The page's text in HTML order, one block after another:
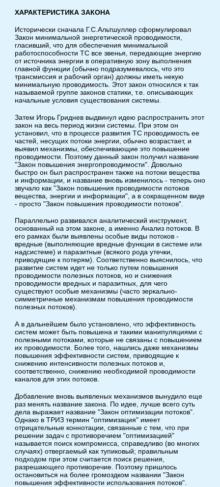
ХАРАКТЕРИСТИКА ЗАКОНА
Исторически сначала Г.С.Альтшуллер сформулировал
Закон минимальной энергетической проводимости,
гласивший, что для обеспечения минимальной
работоспособности ТС все звенья, передающие энергию
от источника энергии в оперативную зону выполнения
главной функции (обычно подразумевалось, что это
трансмиссия и рабочий орган) должны иметь некую
минимальную проводимость. Этот закон относился к так
называемой группе законов статики, т.е. описывающих
начальные условия существования системы.
Затем Игорь Гриднев выдвинул идею распространить этот
закон на весь период жизни системы. При этом он
установил, что в процессе развития ТС проводимость ее
частей, несущих потоки энергии, обычно возрастает, и
выявил механизмы, обеспечивающие это повышение
проводимости. Поэтому данный закон получил название
"Закон повышения энергопроводимости". Довольно
быстро он был распространен также на потоки вещества
и информации, и название вновь изменилось - теперь оно
звучало как "Закон повышения проводимости потоков
вещества, энергии и информации", а в сокращенном виде
- просто "Закон повышения проводимости потоков".
Параллельно развивался аналитический инструмент,
основанный на этом законе, а именно Анализ потоков. В
его рамках были выявлены особые виды потоков -
вредные (выполняющие вредные функции в системе или
надсистеме) и паразитные (всякого рода утечки,
приводящие к потерям). Соответственно выяснилось, что
развитие систем идет не только путем повышения
проводимости полезных потоков, но и снижения
проводимости вредных и паразитных, для чего
существуют особые механизмы (часто зеркально-
симметричные механизмам повышения проводимости
полезных потоков).
А в дальнейшем было установлено, что эффективность
систем может быть повышена и такими манипуляциями с
полезными потоками, которые не связаны с повышением
их проводимости. Более того, нашлись даже механизмы
повышения эффективности систем, приводящие к
снижению интенсивности полезных потоков и,
соответственно, снижению необходимой проводимости
каналов для этих потоков.
Добавление вновь выявленых механизмов вынудило еще
раз менять название закона. По идее, лучше всего суть
дела выражает название "Закон оптимизации потоков".
Однако в ТРИЗ термин "оптимизация" имеет
отрицательные коннотации, связанные с тем, что при
решении задач с противоречием "оптимизацией"
называется поиск компромисса, справедливо (во многих
случаях) отвергаемый как тупиковый; правильным
подходом при этом считается поиск решения,
разрешающего противоречие. Поэтому пришлось
остановиться на более громоздком названии "Закон
повышения эффективности использования потоков".